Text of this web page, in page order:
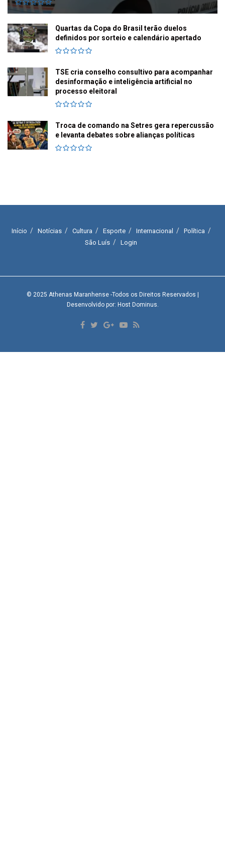
Quartas da Copa do Brasil terão duelos
definidos por sorteio e calendário apertado
TSE cria conselho consultivo para acompanhar
desinformação e inteligência artificial no
processo eleitoral
Troca de comando na Setres gera repercussão
e levanta debates sobre alianças políticas
Início Notícias Cultura Esporte Internacional
Política
São Luís
Login
© 2025 Athenas Maranhense-Todos os Direitos Reservados |
Desenvolvido por: Host Dominus